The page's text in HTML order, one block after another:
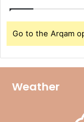
Go to the Arqam
Weather